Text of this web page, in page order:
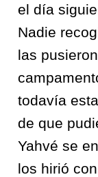
el día
Nadie
las
todavía
de que
Yahvé se
los hirió